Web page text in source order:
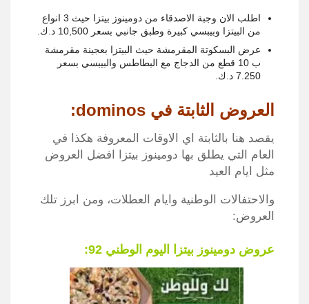
اطلب الان وجبة الاصدقاء من دومينوز بيتزا حيث 3 انواع
من البيتزا وبيبسي كبيرة وطبق جانبي بسعر 10,500 د.ك.
عرض البسكوتة المقرمشة حيث البيتزا بعجينة مقرمشة
ب 10 قطع من الدجاج مع البطاطس والبيبسي بسعر
7.250 د.ك.
العروض الثابتة في dominos:
يقصد هنا بالثابتة اي الاوقات المعروفة هكذا في
العام التي يطلق بها دومينوز بيتزا افضل العروض
مثل ايام العيد
والاحتفالات الوطنية وايام العطلات، ومن ابرز تلك
العروض:
عروض دومينوز بيتزا اليوم الوطني 92: